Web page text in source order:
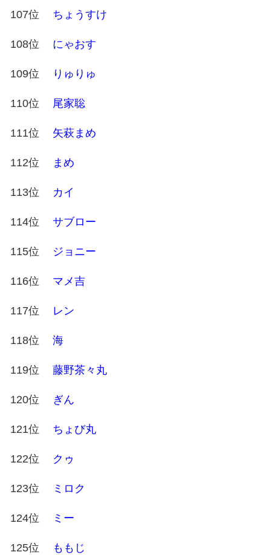
107位 ちょうすけ
108位 にゃおす
109位 りゅりゅ
110位 尾家聡
111位 矢萩まめ
112位 まめ
113位 カイ
114位 サブロー
115位 ジョニー
116位 マメ吉
117位 レン
118位 海
119位 藤野茶々丸
120位 ぎん
121位 ちょび丸
122位 クゥ
123位 ミロク
124位 ミー
125位 ももじ